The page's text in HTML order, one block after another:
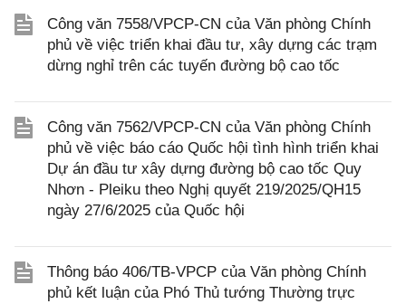
Công văn 7558/VPCP-CN của Văn phòng Chính
phủ về việc triển khai đầu tư, xây dựng các trạm
dừng nghỉ trên các tuyến đường bộ cao tốc
Công văn 7562/VPCP-CN của Văn phòng Chính
phủ về việc báo cáo Quốc hội tình hình triển khai
Dự án đầu tư xây dựng đường bộ cao tốc Quy
Nhơn - Pleiku theo Nghị quyết 219/2025/QH15
ngày 27/6/2025 của Quốc hội
Thông báo 406/TB-VPCP của Văn phòng Chính
phủ kết luận của Phó Thủ tướng Thường trực